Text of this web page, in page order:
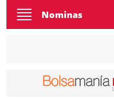
Toggle
navigation
Nominas